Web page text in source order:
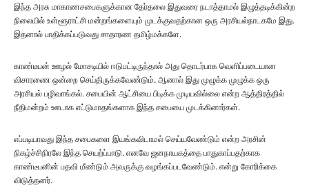
இந்த அரசு மாகாணசபைகளுக்கான தேர்தலை இதுவரை நடாத்தாமல் இழுத்தடிக்கின்ற
நிலையில் உள்ளூராட்சி மன்றங்களையும் முடக்குவதற்கான ஒரு அரசியல்நாடகமே இது.
இதனால் பாதிக்கப்படுவது சாதாரண தமிழ்மக்களே.
காண்டீபன் ஊழல் மோசடியில் ஈடுபட்டிருந்தால் அது தொடர்பாக வெளிப்படையான
விசாரணை ஒன்றை செய்திருக்கவேண்டும். ஆனால் இது முழுக்க முழுக்க ஒரு
அரசியல் பழிவாங்கல். சபையின் ஆட்சியை பிடிக்க முடியவில்லை என்ற ஆத்திரத்தில்
நீதிமன்றம் ஊடாக எட்டுமாதங்களாக இந்த சபையை முடக்கினார்கள்.
எப்படியாவது இந்த சபைகளை இயங்கவிடாமல் செய்யவேண்டும் என்ற அரசின்
நிகழ்ச்சிநிரலே இந்த செயற்ப்பாடு. எனவே ஜனநாயகத்தை பாதுகாப்பதற்காக
காண்டீபனின் பதவி மீண்டும் அவருக்கு வழங்கப்படவேண்டும். என்று கோரிக்கை
விடுத்தனர்.